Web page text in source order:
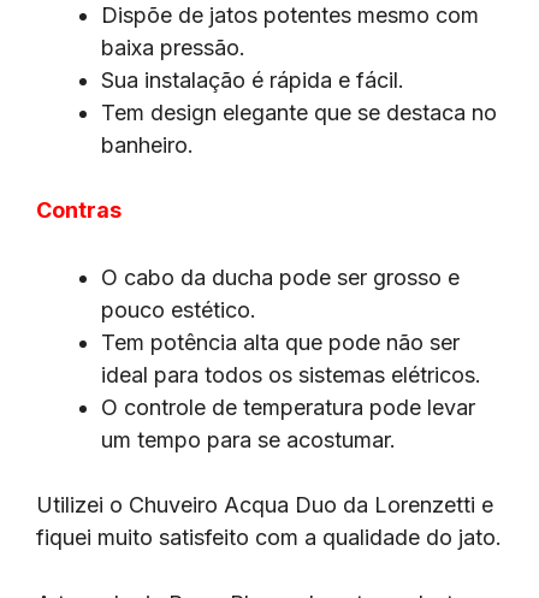
Dispõe de jatos potentes mesmo com
baixa pressão.
Sua instalação é rápida e fácil.
Tem design elegante que se destaca no
banheiro.
Contras
O cabo da ducha pode ser grosso e
pouco estético.
Tem potência alta que pode não ser
ideal para todos os sistemas elétricos.
O controle de temperatura pode levar
um tempo para se acostumar.
Utilizei o Chuveiro Acqua Duo da Lorenzetti e
fiquei muito satisfeito com a qualidade do jato.